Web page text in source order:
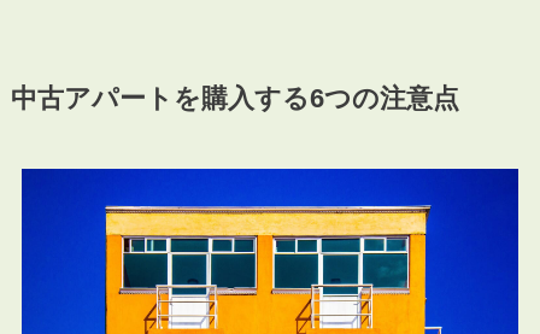
中古アパートを購入する6つの注意点